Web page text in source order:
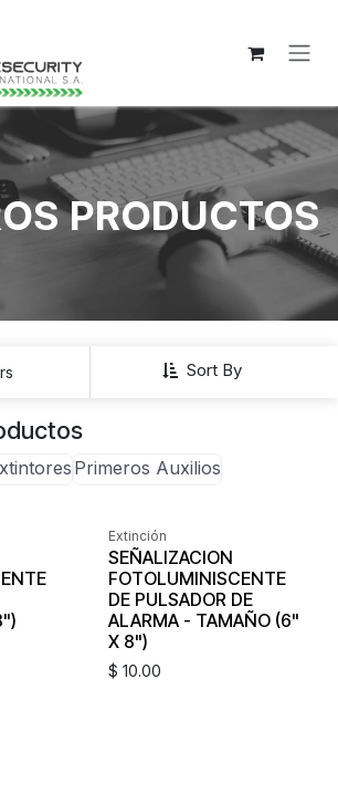
PRODUCTOS
Sort By
Primeros Auxilios
Extinción
SEÑALIZACION
FOTOLUMINISCENTE
DE PULSADOR DE
ALARMA - TAMAÑO (6"
X 8")
$ 10.00